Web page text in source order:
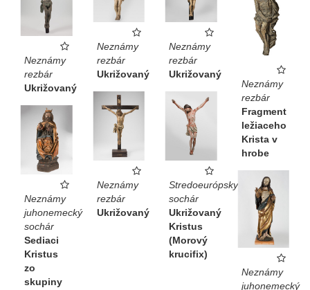
Neznámy
rezbár
Ukrižovaný
Neznámy
rezbár
Ukrižovaný
Neznámy
rezbár
Ukrižovaný
Neznámy
rezbár
Fragment
ležiaceho
Krista v
hrobe
Neznámy
rezbár
Ukrižovaný
Stredoeurópsky
sochár
Ukrižovaný
Kristus
(Morový
krucifix)
Neznámy
juhonemecký
sochár
Sediaci
Kristus
zo
skupiny
Neznámy
juhonemecký